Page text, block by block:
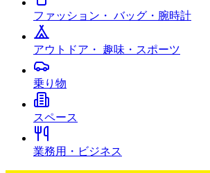
ファッション・ バッグ・腕時計
アウトドア・ 趣味・スポーツ
乗り物
スペース
業務用・ビジネス